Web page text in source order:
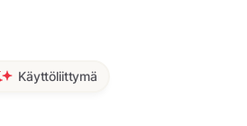
Käyttöliittymä